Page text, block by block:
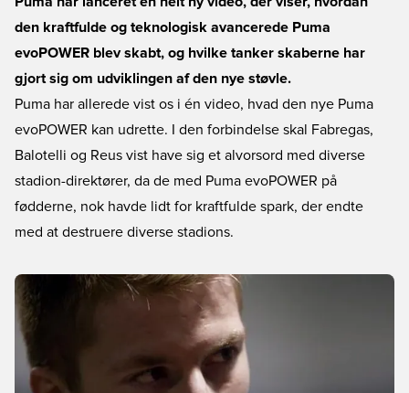
den kraftfulde og teknologisk avancerede Puma
evoPOWER blev skabt, og hvilke tanker skaberne har
gjort sig om udviklingen af den nye støvle.
Puma har allerede vist os i én video, hvad den nye Puma
evoPOWER kan udrette. I den forbindelse skal Fabregas,
Balotelli og Reus vist have sig et alvorsord med diverse
stadion-direktører, da de med Puma evoPOWER på
fødderne, nok havde lidt for kraftfulde spark, der endte
med at destruere diverse stadions.